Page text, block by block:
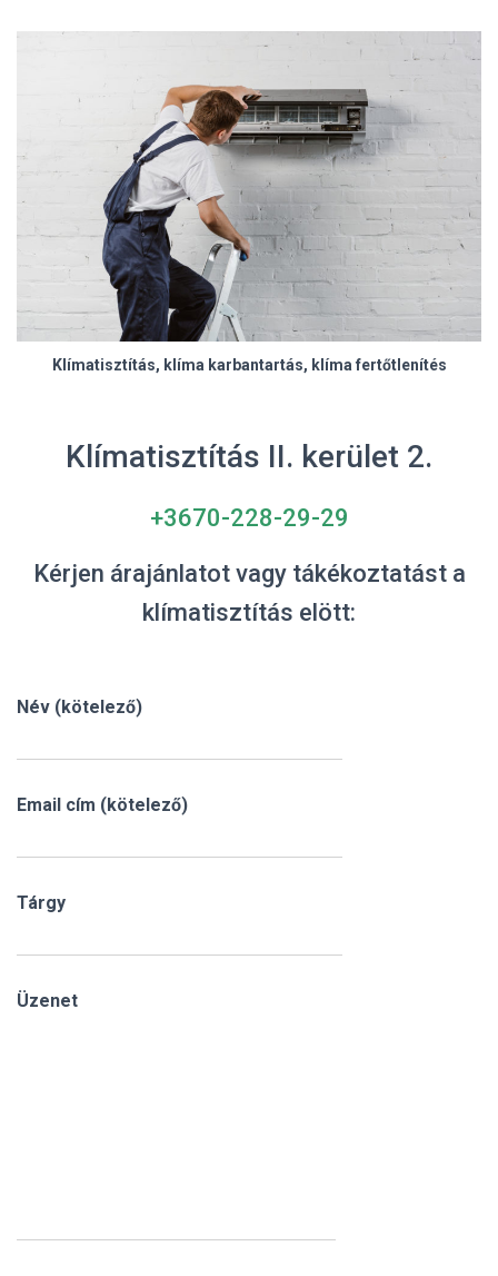
Klímatisztítás, klíma karbantartás, klíma fertőtlenítés
Klímatisztítás II. kerület 2.
+3670-228-29-29
Kérjen árajánlatot vagy tákékoztatást a
klímatisztítás elött:
Név (kötelező)
Email cím (kötelező)
Tárgy
Üzenet